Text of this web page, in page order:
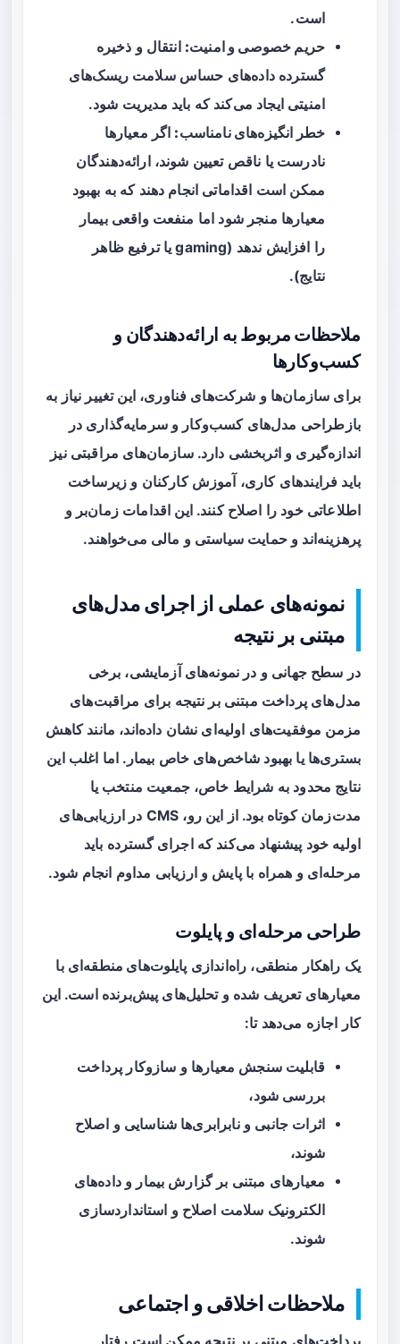
است.
حریم خصوصی و امنیت: انتقال و ذخیره
گسترده داده‌های حساس سلامت ریسک‌های
امنیتی ایجاد می‌کند که باید مدیریت شود.
خطر انگیزه‌های نامناسب: اگر معیارها
نادرست یا ناقص تعیین شوند، ارائه‌دهندگان
ممکن است اقداماتی انجام دهند که به بهبود
معیارها منجر شود اما منفعت واقعی بیمار
را افزایش ندهد (gaming یا ترفیع ظاهر
نتایج).
ملاحظات مربوط به ارائه‌دهندگان و
کسب‌وکارها
برای سازمان‌ها و شرکت‌های فناوری، این تغییر نیاز به
بازطراحی مدل‌های کسب‌وکار و سرمایه‌گذاری در
اندازه‌گیری و اثربخشی دارد. سازمان‌های مراقبتی نیز
باید فرایندهای کاری، آموزش کارکنان و زیرساخت
اطلاعاتی خود را اصلاح کنند. این اقدامات زمان‌بر و
پرهزینه‌اند و حمایت سیاستی و مالی می‌خواهند.
نمونه‌های عملی از اجرای مدل‌های
مبتنی بر نتیجه
در سطح جهانی و در نمونه‌های آزمایشی، برخی
مدل‌های پرداخت مبتنی بر نتیجه برای مراقبت‌های
مزمن موفقیت‌های اولیه‌ای نشان داده‌اند، مانند کاهش
بستری‌ها یا بهبود شاخص‌های خاص بیمار. اما اغلب این
نتایج محدود به شرایط خاص، جمعیت منتخب یا
مدت‌زمان کوتاه بود. از این رو، CMS در ارزیابی‌های
اولیه خود پیشنهاد می‌کند که اجرای گسترده باید
مرحله‌ای و همراه با پایش و ارزیابی مداوم انجام شود.
طراحی مرحله‌ای و پایلوت
یک راهکار منطقی، راه‌اندازی پایلوت‌های منطقه‌ای با
معیارهای تعریف شده و تحلیل‌های پیش‌برنده است. این
کار اجازه می‌دهد تا:
قابلیت سنجش معیارها و سازوکار پرداخت
بررسی شود،
اثرات جانبی و نابرابری‌ها شناسایی و اصلاح
شوند،
معیارهای مبتنی بر گزارش بیمار و داده‌های
الکترونیک سلامت اصلاح و استانداردسازی
شوند.
ملاحظات اخلاقی و اجتماعی